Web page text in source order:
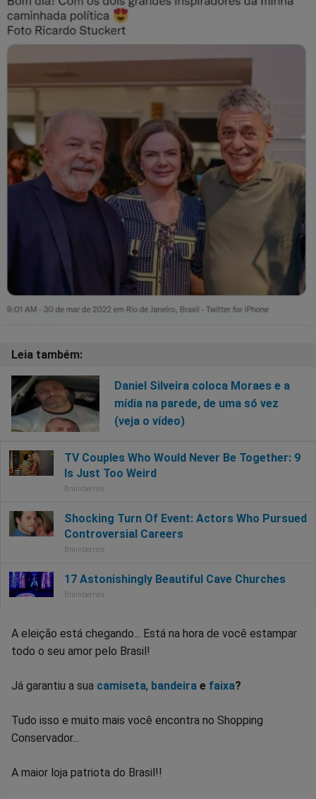
Daniel Silveira coloca Moraes e a
mídia na parede, de uma só vez
(veja o vídeo)
A eleição está chegando... Está na hora de você estampar
todo o seu amor pelo Brasil!
Já garantiu a sua camiseta, bandeira e faixa?
Tudo isso e muito mais você encontra no Shopping
Conservador...
A maior loja patriota do Brasil!!